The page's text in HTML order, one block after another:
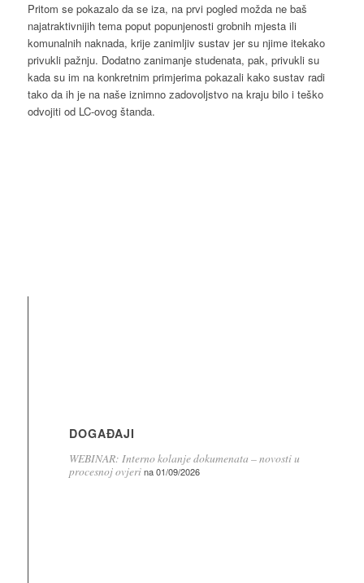
Pritom se pokazalo da se iza, na prvi pogled možda ne baš
najatraktivnijih tema poput popunjenosti grobnih mjesta ili
komunalnih naknada, krije zanimljiv sustav jer su njime itekako
privukli pažnju. Dodatno zanimanje studenata, pak, privukli su
kada su im na konkretnim primjerima pokazali kako sustav radi
tako da ih je na naše iznimno zadovoljstvo na kraju bilo i teško
odvojiti od LC-ovog štanda.
DOGAĐAJI
WEBINAR: Interno kolanje dokumenata – novosti u
procesnoj ovjerina 01/09/2026